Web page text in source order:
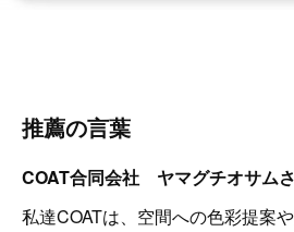
推薦の言葉
COAT合同会社 ヤマグチオサム
私達COATは、空間への色彩提案